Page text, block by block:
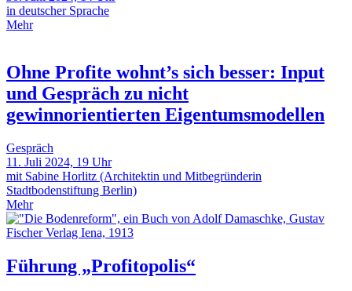
in deutscher Sprache
Mehr
Ohne Profite wohnt’s sich besser: Input
und Gespräch zu nicht
gewinnorientierten Eigentumsmodellen
Gespräch
11. Juli 2024, 19 Uhr
mit Sabine Horlitz (Architektin und Mitbegründerin
Stadtbodenstiftung Berlin)
Mehr
Führung „Profitopolis“